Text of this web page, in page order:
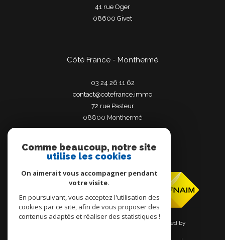
41 rue Oger
08600
givet
Côté France - Monthermé
03 24 26 11 62
contact@cotefrance.immo
72 rue Pasteur
08800
monthermé
Adhérents
© 2026 | Tous droits réservés | Traduction powered by
Comme beaucoup, notre site
utilise les cookies
On aimerait vous accompagner pendant
votre visite.
En poursuivant, vous acceptez l'utilisation des
cookies par ce site, afin de vous proposer des
contenus adaptés et réaliser des statistiques !